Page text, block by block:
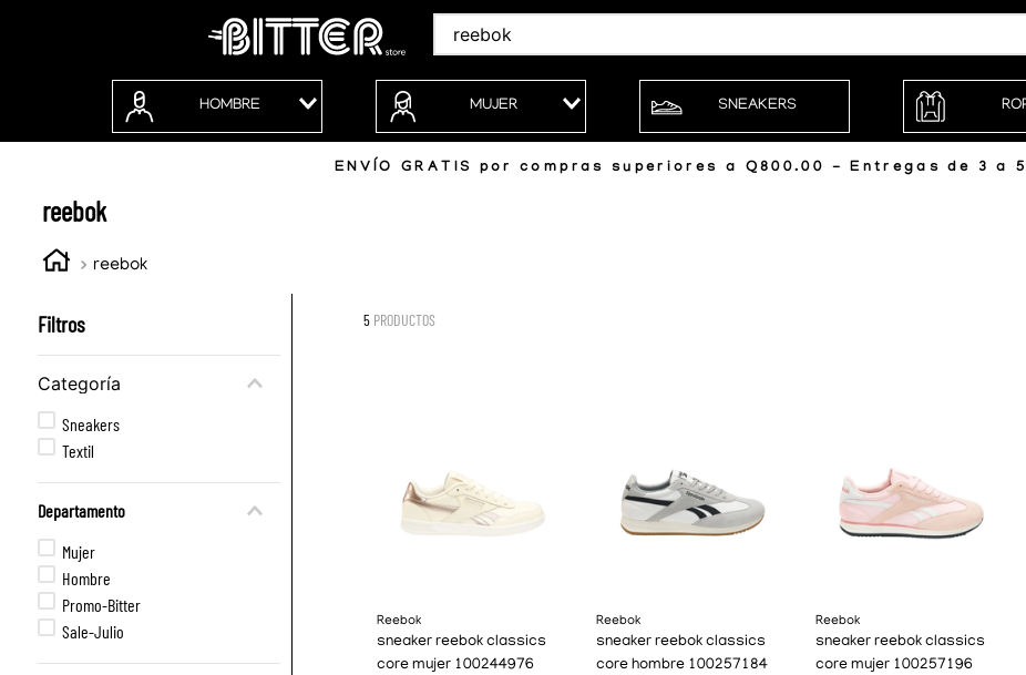
Buscar
HOMBRE MUJER SNEAKERS
ENVÍO GRATIS por compras superiores a Q800.00 - Entregas de 3 a
reebok
reebok
Filtros
Categoría
Sneakers
Textil
Departamento
Mujer
Hombre
Promo-Bitter
Sale-Julio
5 PRODUCTOS
Reebok
sneaker reebok classics
core mujer 100244976
Reebok
sneaker reebok classics
core hombre 100257184
Reebok
sneaker reebok classics
core mujer 100257196